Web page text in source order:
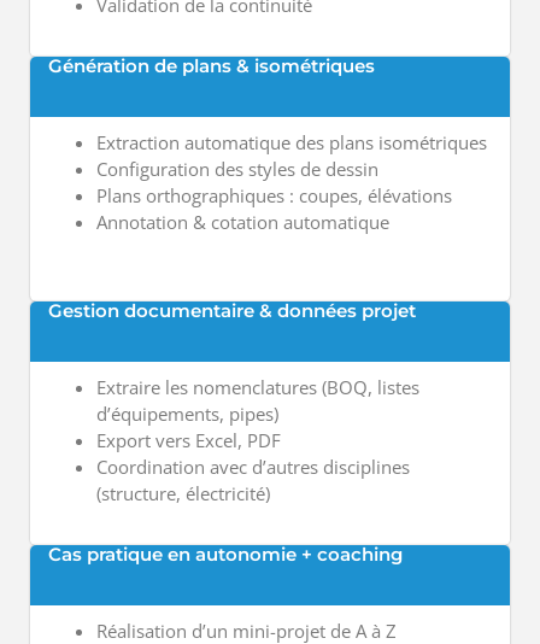
Génération de plans & isométriques
Extraction automatique des plans isométriques
Configuration des styles de dessin
Plans orthographiques : coupes, élévations
Annotation & cotation automatique
Gestion documentaire & données projet
Extraire les nomenclatures (BOQ, listes
d’équipements, pipes)
Export vers Excel, PDF
Coordination avec d’autres disciplines
(structure, électricité)
Cas pratique en autonomie + coaching
Réalisation d’un mini-projet de A à Z